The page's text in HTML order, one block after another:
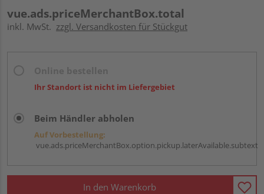
vue.ads.priceMerchantBox.total
inkl. MwSt. zzgl. Versandkosten für Stückgut
Ihr Standort ist nicht im Liefergebiet
Beim Händler abholen
Auf Vorbestellung:
vue.ads.priceMerchantBox.option.pickup.laterAvailable.subtext
In den Warenkorb